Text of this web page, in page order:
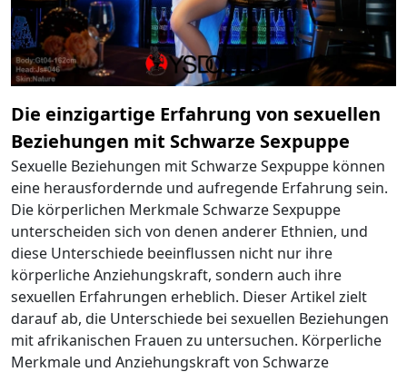
Die einzigartige Erfahrung von sexuellen
Beziehungen mit Schwarze Sexpuppe
Sexuelle Beziehungen mit Schwarze Sexpuppe können
eine herausfordernde und aufregende Erfahrung sein.
Die körperlichen Merkmale Schwarze Sexpuppe
unterscheiden sich von denen anderer Ethnien, und
diese Unterschiede beeinflussen nicht nur ihre
körperliche Anziehungskraft, sondern auch ihre
sexuellen Erfahrungen erheblich. Dieser Artikel zielt
darauf ab, die Unterschiede bei sexuellen Beziehungen
mit afrikanischen Frauen zu untersuchen. Körperliche
Merkmale und Anziehungskraft von Schwarze